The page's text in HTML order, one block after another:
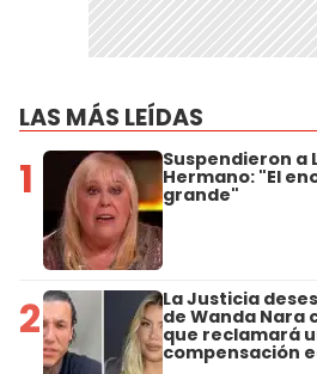
LAS MÁS LEÍDAS
1 Suspendieron a
Hermano: "El
grande"
2 La Justicia
de Wanda Nara
que reclamará
compensación